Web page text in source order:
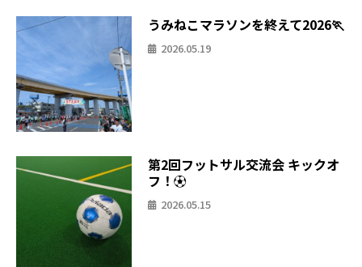
うみねこマラソンを終えて2026🏃
2026.05.19
第2回フットサル交流会 キックオ
フ！⚽
2026.05.15